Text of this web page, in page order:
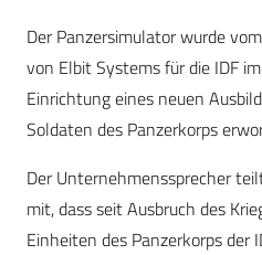
Der Panzersimulator wurde
von Elbit Systems für die IDF
Einrichtung eines neuen
Soldaten des Panzerkorps
Der Unternehmenssprecher
mit, dass seit Ausbruch des
Einheiten des Panzerkorps der